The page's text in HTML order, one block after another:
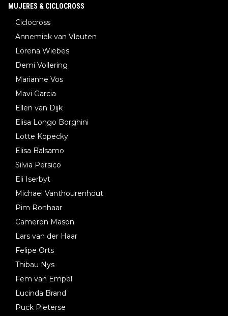
MUJERES & CICLOCROSS
Ciclocross
Annemiek van Vleuten
Lorena Wiebes
Demi Vollering
Marianne Vos
Mavi Garcia
Ellen van Dijk
Elisa Longo Borghini
Lotte Kopecky
Elisa Balsamo
Silvia Persico
Eli Iserbyt
Michael Vanthourenhout
Pim Ronhaar
Cameron Mason
Lars van der Haar
Felipe Orts
Thibau Nys
Fem van Empel
Lucinda Brand
Puck Pieterse